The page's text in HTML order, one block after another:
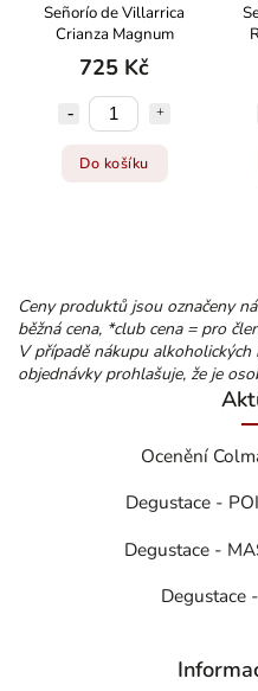
Señorío de Villarrica
Crianza Magnum
725 Kč
Do košíku
Ceny produktů jsou označeny
běžná cena, *club cena = pro
V případě nákupu
objednávky prohlašuje, že je
Ocenění
Degustace -
Degustace -
Degustace